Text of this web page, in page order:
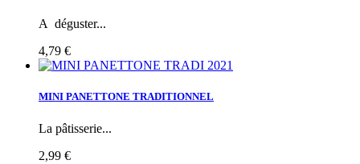
A déguster...
4,79 €
MINI PANETTONE TRADITIONNEL
La pâtisserie...
2,99 €